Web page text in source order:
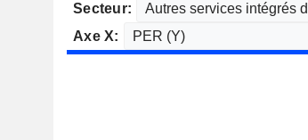
Secteur:
Axe X: